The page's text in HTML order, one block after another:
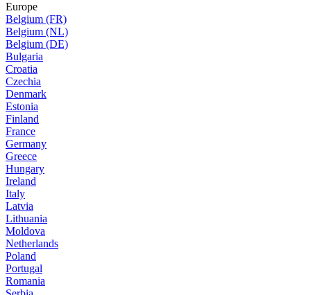
Europe
Belgium (FR)
Belgium (NL)
Belgium (DE)
Bulgaria
Croatia
Czechia
Denmark
Estonia
Finland
France
Germany
Greece
Hungary
Ireland
Italy
Latvia
Lithuania
Moldova
Netherlands
Poland
Portugal
Romania